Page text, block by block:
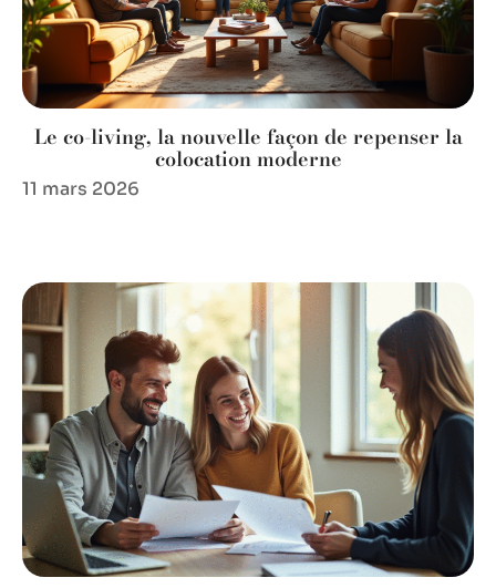
Le co-living, la nouvelle façon de repenser la
colocation moderne
11 mars 2026